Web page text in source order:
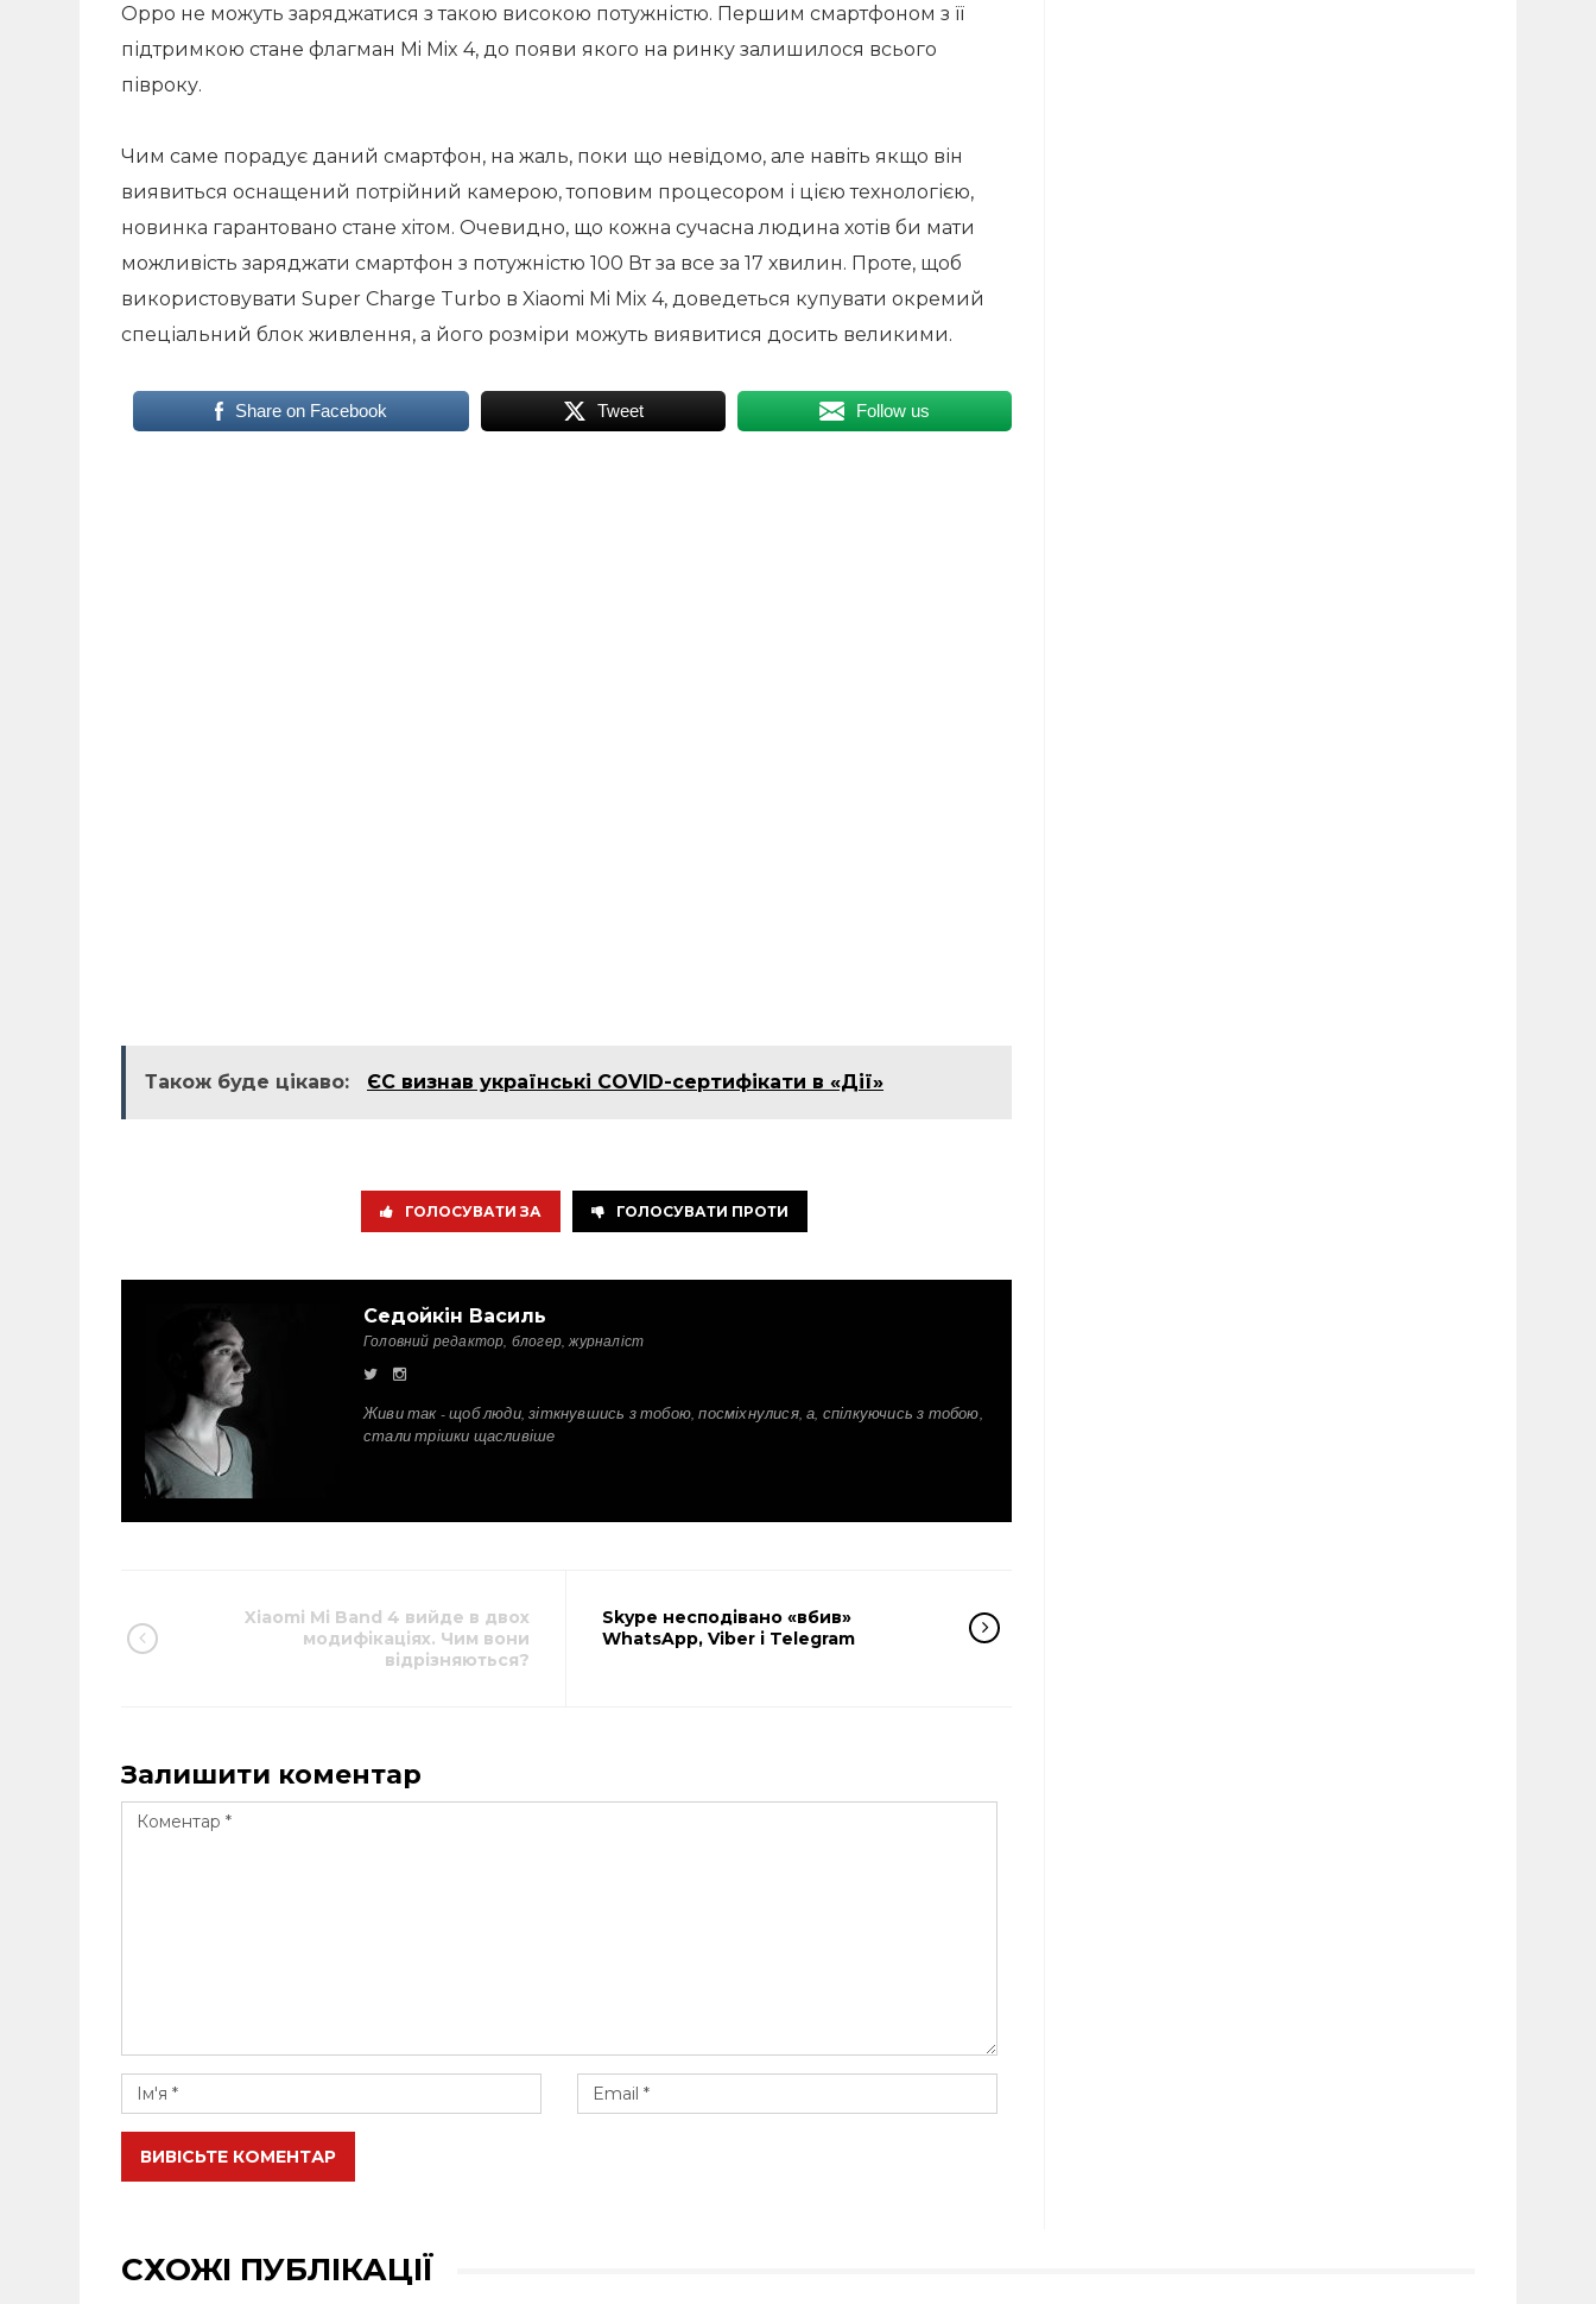
Oppo не можуть заряджатися з такою високою потужністю. Першим смартфоном з її
підтримкою стане флагман Mi Mix 4, до появи якого на ринку залишилося всього
півроку.
Чим саме порадує даний смартфон, на жаль, поки що невідомо, але навіть якщо він
виявиться оснащений потрійний камерою, топовим процесором і цією технологією,
новинка гарантовано стане хітом. Очевидно, що кожна сучасна людина хотів би мати
можливість заряджати смартфон з потужністю 100 Вт за все за 17 хвилин. Проте, щоб
використовувати Super Charge Turbo в Xiaomi Mi Mix 4, доведеться купувати окремий
спеціальний блок живлення, а його розміри можуть виявитися досить великими.
Share on Facebook Tweet Follow us
Також буде цікаво: ЄС визнав українські COVID-сертифікати в «Дії»
ГОЛОСУВАТИ ЗА ГОЛОСУВАТИ ПРОТИ
Седойкін Василь
Головний редактор, блогер, журналіст
Живи так - щоб люди, зіткнувшись з тобою, посміхнулися, а, спілкуючись з тобою,
стали трішки щасливіше
Xiaomi Mi Band 4 вийде в двох
модифікаціях. Чим вони
відрізняються?
Skype несподівано «вбив»
WhatsApp, Viber і Telegram
Залишити коментар
ВИВІСЬТЕ КОМЕНТАР
СХОЖІ ПУБЛІКАЦІЇ